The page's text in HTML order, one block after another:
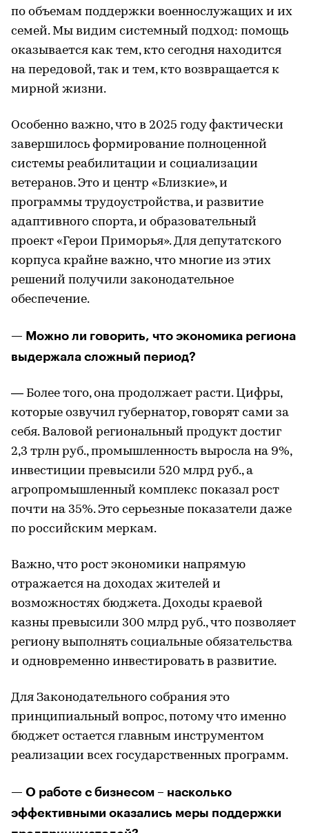
по объемам поддержки военнослужащих и их
семей. Мы видим системный подход: помощь
оказывается как тем, кто сегодня находится
на передовой, так и тем, кто возвращается к
мирной жизни.
Особенно важно, что в 2025 году фактически
завершилось формирование полноценной
системы реабилитации и социализации
ветеранов. Это и центр «Близкие», и
программы трудоустройства, и развитие
адаптивного спорта, и образовательный
проект «Герои Приморья». Для депутатского
корпуса крайне важно, что многие из этих
решений получили законодательное
обеспечение.
— Можно ли говорить, что экономика региона
выдержала сложный период?
— Более того, она продолжает расти. Цифры,
которые озвучил губернатор, говорят сами за
себя. Валовой региональный продукт достиг
2,3 трлн руб., промышленность выросла на 9%,
инвестиции превысили 520 млрд руб., а
агропромышленный комплекс показал рост
почти на 35%. Это серьезные показатели даже
по российским меркам.
Важно, что рост экономики напрямую
отражается на доходах жителей и
возможностях бюджета. Доходы краевой
казны превысили 300 млрд руб., что позволяет
региону выполнять социальные обязательства
и одновременно инвестировать в развитие.
Для Законодательного собрания это
принципиальный вопрос, потому что именно
бюджет остается главным инструментом
реализации всех государственных программ.
— О работе с бизнесом – насколько
эффективными оказались меры поддержки